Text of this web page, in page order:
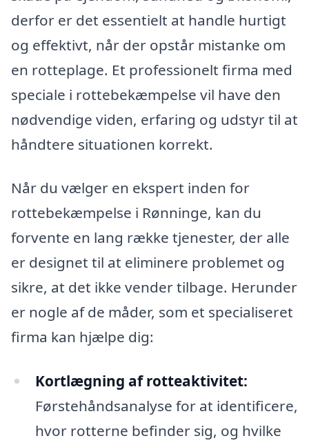
derfor er det essentielt at handle hurtigt
og effektivt, når der opstår mistanke om
en rotteplage. Et professionelt firma med
speciale i rottebekæmpelse vil have den
nødvendige viden, erfaring og udstyr til at
håndtere situationen korrekt.
Når du vælger en ekspert inden for
rottebekæmpelse i Rønninge, kan du
forvente en lang række tjenester, der alle
er designet til at eliminere problemet og
sikre, at det ikke vender tilbage. Herunder
er nogle af de måder, som et specialiseret
firma kan hjælpe dig:
Kortlægning af rotteaktivitet:
Førstehåndsanalyse for at identificere,
hvor rotterne befinder sig, og hvilke